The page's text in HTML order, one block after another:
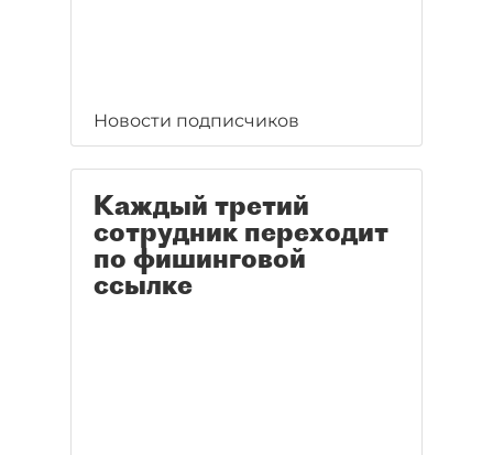
Новости подписчиков
Каждый третий
сотрудник переходит
по фишинговой
ссылке